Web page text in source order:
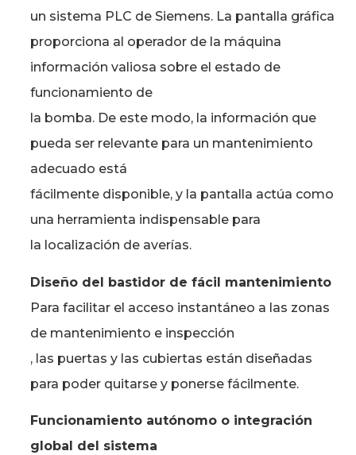
un sistema PLC de Siemens. La pantalla gráfica
proporciona al operador de la máquina
información valiosa sobre el estado de
funcionamiento de
la bomba. De este modo, la información que
pueda ser relevante para un mantenimiento
adecuado está
fácilmente disponible, y la pantalla actúa como
una herramienta indispensable para
la localización de averías.
Diseño del bastidor de fácil mantenimiento
Para facilitar el acceso instantáneo a las zonas
de mantenimiento e inspección
, las puertas y las cubiertas están diseñadas
para poder quitarse y ponerse fácilmente.
Funcionamiento autónomo o integración
global del sistema